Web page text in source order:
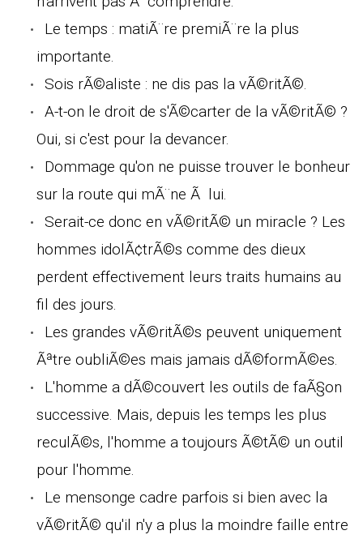
Le temps : matiÃ¨re premiÃ¨re la plus
importante.
Sois rÃ©aliste : ne dis pas la vÃ©ritÃ©.
A-t-on le droit de s'Ã©carter de la vÃ©ritÃ© ?
Oui, si c'est pour la devancer.
Dommage qu'on ne puisse trouver le bonheur
sur la route qui mÃ¨ne Ã lui.
Serait-ce donc en vÃ©ritÃ© un miracle ? Les
hommes idolÃ¢trÃ©s comme des dieux
perdent effectivement leurs traits humains au
fil des jours.
Les grandes vÃ©ritÃ©s peuvent uniquement
Ãªtre oubliÃ©es mais jamais dÃ©formÃ©es.
L'homme a dÃ©couvert les outils de faÃ§on
successive. Mais, depuis les temps les plus
reculÃ©s, l'homme a toujours Ã©tÃ© un outil
pour l'homme.
Le mensonge cadre parfois si bien avec la
vÃ©ritÃ© qu'il n'y a plus la moindre faille entre